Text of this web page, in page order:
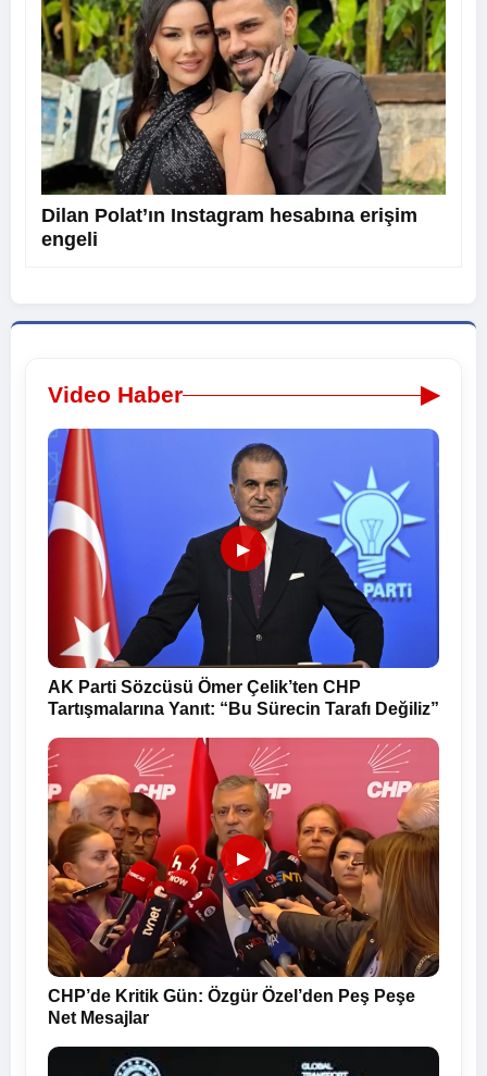
Dilan Polat’ın Instagram hesabına erişim
engeli
Video Haber ▶
▶
AK Parti Sözcüsü Ömer Çelik’ten CHP
Tartışmalarına Yanıt: “Bu Sürecin Tarafı Değiliz”
▶
CHP’de Kritik Gün: Özgür Özel’den Peş Peşe
Net Mesajlar